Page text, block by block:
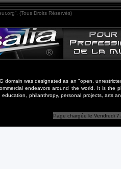
(Tous Droits Réservés)
domain was designated as an "open,
endeavors around the world. It is the
education, philanthropy, personal projects, arts
Page chargée le Vendredi